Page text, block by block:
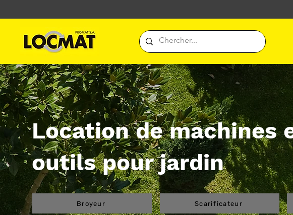
Location de machines
outils pour jardin
Broyeur Scarificateur